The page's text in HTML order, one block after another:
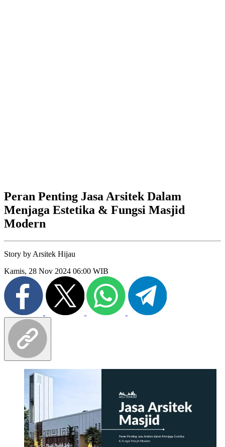
Peran Penting Jasa Arsitek Dalam
Menjaga Estetika & Fungsi Masjid
Modern
Story by Arsitek Hijau
Kamis, 28 Nov 2024 06:00 WIB